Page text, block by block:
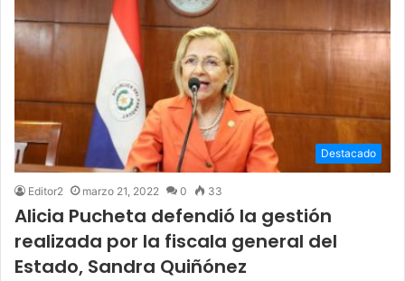
Destacado
Editor2 marzo 21, 2022 0 33
Alicia Pucheta defendió la gestión
realizada por la fiscala general del
Estado, Sandra Quiñónez